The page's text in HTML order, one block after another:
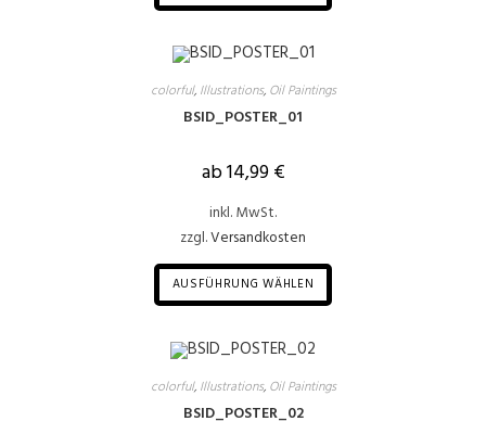
colorful, Illustrations, Oil Paintings
BSID_POSTER_01
ab14,99€
inkl. MwSt.
zzgl.Versandkosten
AUSFÜHRUNG WÄHLEN
colorful, Illustrations, Oil Paintings
BSID_POSTER_02